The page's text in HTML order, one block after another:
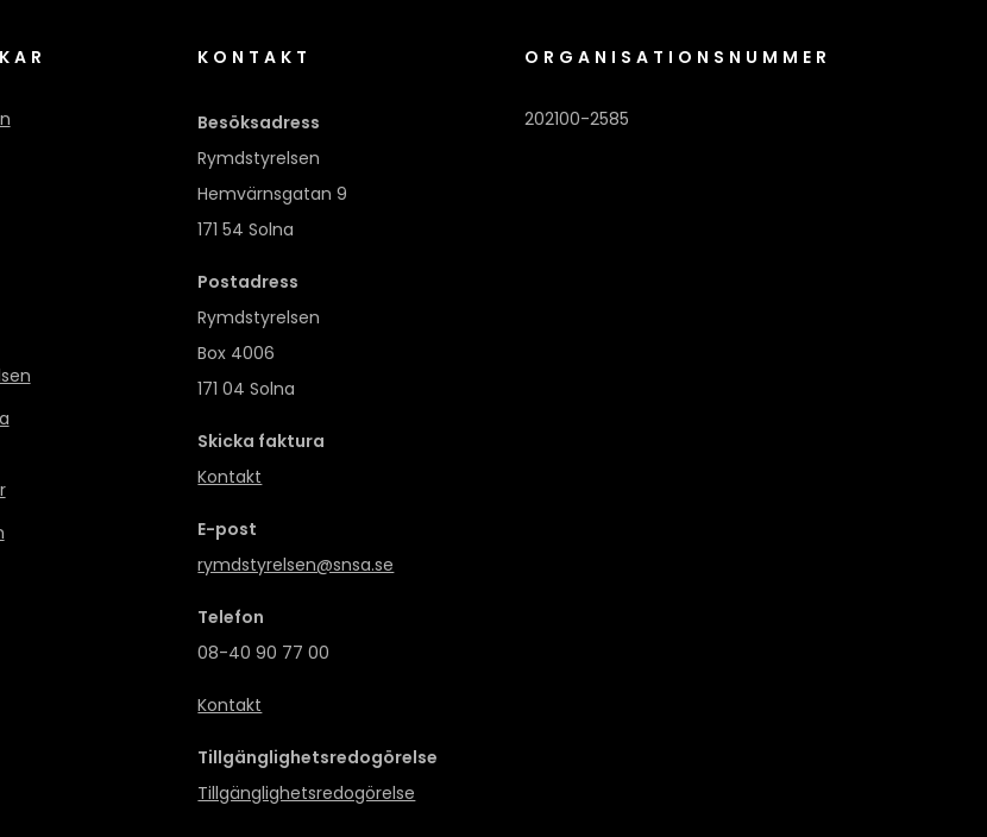
KONTAKT
Besöksadress
Rymdstyrelsen
Hemvärnsgatan 9
171 54 Solna
Postadress
Rymdstyrelsen
Box 4006
171 04 Solna
Skicka faktura
Kontakt
E-post
rymdstyrelsen@snsa.se
Telefon
08-40 90 77 00
Kontakt
Tillgänglighetsredogörelse
Tillgänglighetsredogörelse
ORGANISATIONSNUMMER
202100-2585